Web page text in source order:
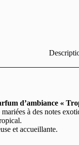
d’ambiance «
à des notes
et accueillante.